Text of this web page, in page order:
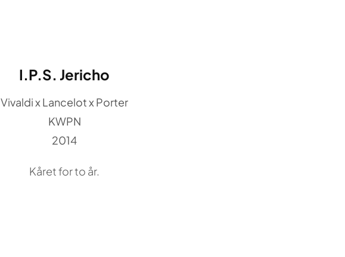
I.P.S. Jericho
Vivaldi x Lancelot x Porter
KWPN
2014
Kåret for to år.